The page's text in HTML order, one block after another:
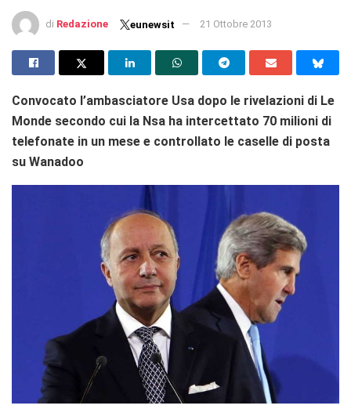
di Redazione eunewsit 21 Ottobre 2013
Convocato l’ambasciatore Usa dopo le rivelazioni di Le
Monde secondo cui la Nsa ha intercettato 70 milioni di
telefonate in un mese e controllato le caselle di posta
su Wanadoo